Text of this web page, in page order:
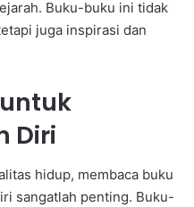
Buku-buku ini tidak
juga inspirasi dan
Diri
hidup, membaca buku
sangatlah penting. Buku-